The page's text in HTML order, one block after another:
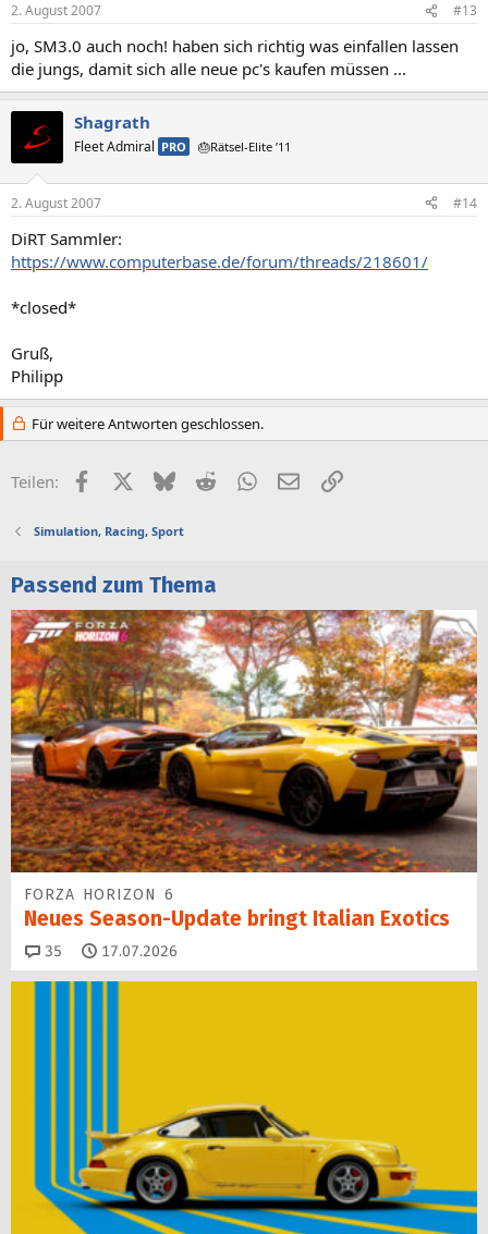
2. August 2007 #13
jo, SM3.0 auch noch! haben sich richtig was einfallen lassen
die jungs, damit sich alle neue pc's kaufen müssen ...
Shagrath
Fleet Admiral PRO 🎂Rätsel-Elite ’11
2. August 2007 #14
DiRT Sammler:
https://www.computerbase.de/forum/threads/218601/
*closed*
Gruß,
Philipp
Für weitere Antworten geschlossen.
Teilen: FacebookX (Twitter)
BlueskyRedditWhatsApp
E-MailLink
Simulation, Racing, Sport
Passend zum Thema
FORZA HORIZON 6
Neues Season-Update bringt Italian Exotics
35 Kommentare
17.07.2026